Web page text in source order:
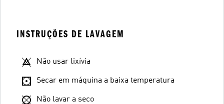
INSTRUÇÕES DE LAVAGEM
Não usar lixívia
Secar em máquina a baixa temperatura
Não lavar a seco